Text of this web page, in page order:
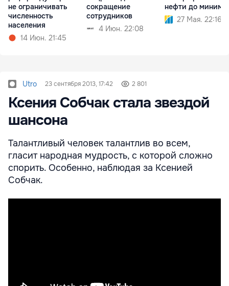
не ограничивать
численность
населения
14 Июн. 21:45
сокращение
сотрудников
4 Июн. 22:08
нефти до
27 Мая. 22:16
Utro 23 сентября 2013, 17:42 2 801
Ксения Собчак стала звездой
шансона
Талантливый человек талантлив во всем,
гласит народная мудрость, с которой сложно
спорить. Особенно, наблюдая за Ксенией
Собчак.